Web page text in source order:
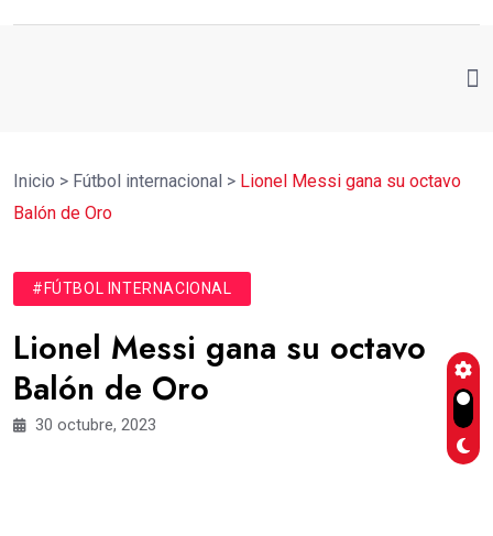
Inicio > Fútbol internacional > Lionel Messi gana su octavo
Balón de Oro
#FÚTBOL INTERNACIONAL
Lionel Messi gana su octavo
Balón de Oro
30 octubre, 2023